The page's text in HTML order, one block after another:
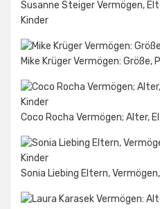
Susanne Steiger Vermögen,
Kinder
Mike Krüger Vermögen: Größe,
Coco Rocha Vermögen; Alter,
Sonia Liebing Eltern,